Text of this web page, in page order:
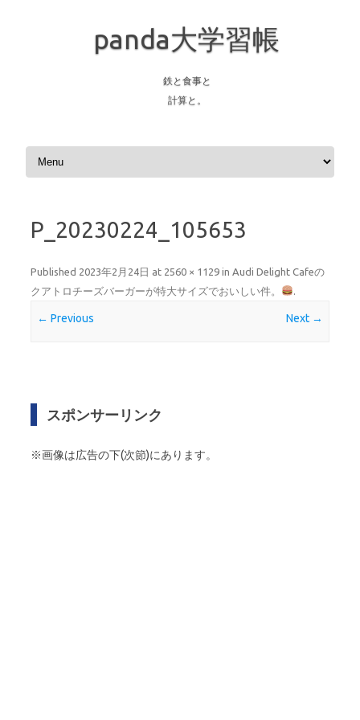
panda大学習帳
鉄と食事と
計算と。
Skip to content
P_20230224_105653
Published 2023年2月24日 at 2560 × 1129 in Audi Delight Cafeの
クアトロチーズバーガーが特大サイズでおいしい件。
.
← Previous Next →
スポンサーリンク
※画像は広告の下(次節)にあります。